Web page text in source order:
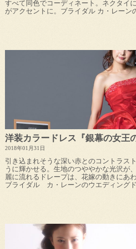
すべて同色でコーディネート。ネクタイ
がアクセントに。ブライダル カ・レーン
洋装カラードレス『銀幕の女王
2018年01月31日
引き込まれそうな深い赤とのコントラス
うに輝かせる。生地のつややかな光沢が
麗に流れるドレープは、花嫁の動きにあ
ブライダル カ・レーンのウエディング